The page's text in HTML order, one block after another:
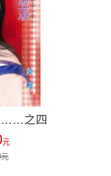
……之四
元
元